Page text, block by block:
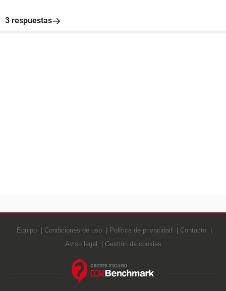
3 respuestas
Equipo Condiciones de uso Política de privacidad
Contacto
Aviso legal
Gestión de cookies